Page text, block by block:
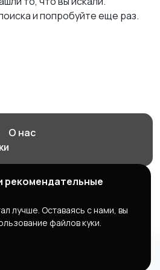
и попробуйте еще раз.
О нас
Недвижимость | Работа |
"ЦПК" ИНН 5609203278 ОГРН
рекомендательные
лучше. Оставаясь с нами, вы
файлов куки.